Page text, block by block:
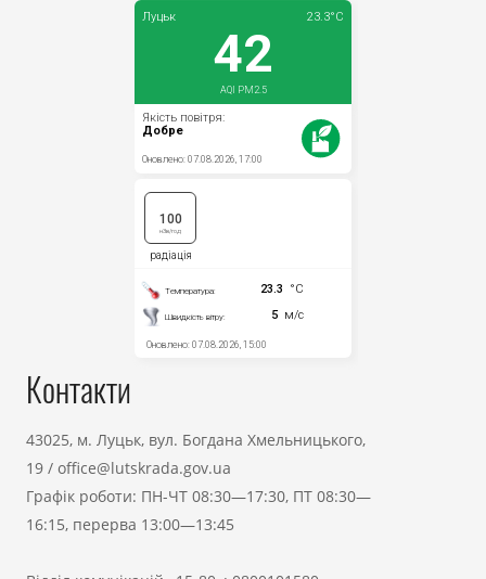
Контакти
43025, м. Луцьк, вул. Богдана Хмельницького,
19 / office@lutskrada.gov.ua
Графік роботи: ПН-ЧТ 08:30—17:30, ПТ 08:30—
16:15, перерва 13:00—13:45